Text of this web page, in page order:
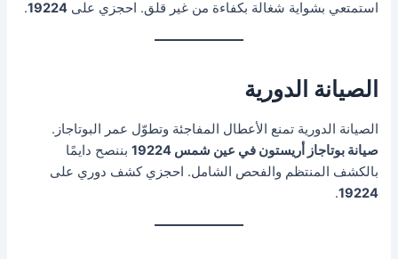
استمتعي بشواية شغالة بكفاءة من غير قلق. احجزي على19224
.
الصيانة الدورية
الصيانة الدورية تمنع الأعطال المفاجئة وتطوّل عمر البوتاجاز.
صيانة بوتاجاز أريستون في عين شمس 19224
بننصح دايمًا
بالكشف المنتظم والفحص الشامل. احجزي كشف دوري على
19224
.